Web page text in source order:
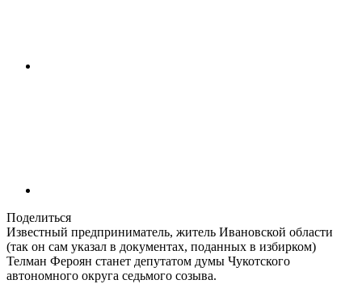
Поделиться
Известный предприниматель, житель Ивановской области
(так он сам указал в документах, поданных в избирком)
Телман Фероян станет депутатом думы Чукотского
автономного округа седьмого созыва.